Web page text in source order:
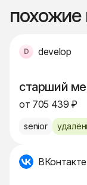
похожие
develop
старший
от 705 439 ₽
senior
ВКонтакте